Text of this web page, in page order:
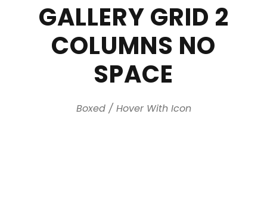
GALLERY GRID 2
COLUMNS NO
SPACE
Boxed / Hover With Icon